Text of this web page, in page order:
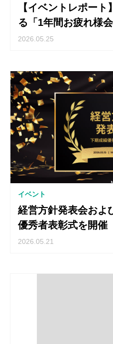
【イベントレポート
る「1年間お疲れ様
2026.05.25
イベント
経営方針発表会およ
優秀者表彰式を開催
2026.05.21